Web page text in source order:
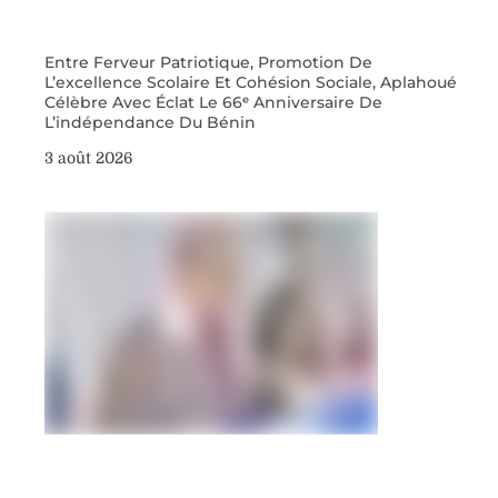
Entre Ferveur Patriotique, Promotion De
L’excellence Scolaire Et Cohésion Sociale, Aplahoué
Célèbre Avec Éclat Le 66ᵉ Anniversaire De
L’indépendance Du Bénin
3 août 2026